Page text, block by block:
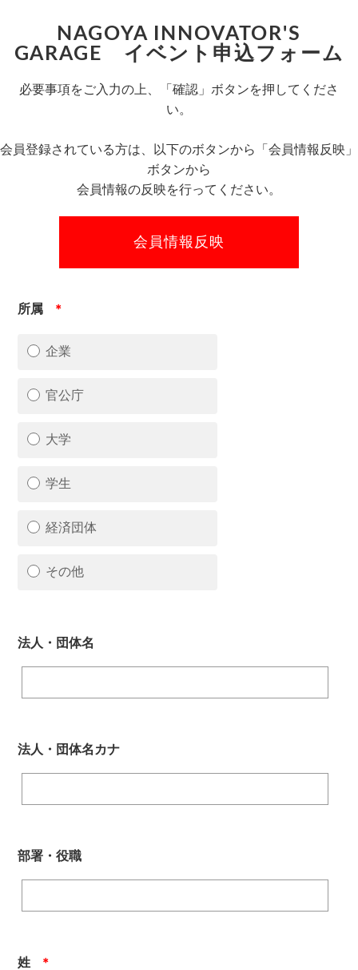
NAGOYA INNOVATOR'S
GARAGE イベント申込フォーム
必要事項をご入力の上、「確認」ボタンを押してくださ
い。
会員登録されている方は、以下のボタンから「会員情報反映」
ボタンから
会員情報の反映を行ってください。
所属 ＊
企業
官公庁
大学
学生
経済団体
その他
法人・団体名
法人・団体名カナ
部署・役職
姓 ＊